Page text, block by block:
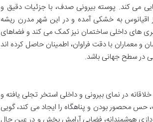
می کند. پوسته بیرونی صدف، با جزئیات دقیق و
به خشکی آمده و در این شهر مدرن ریشه
های داخلی ساختمان نیز کمک می کند و فضاهای
معماران با دقت فراوان، اطمینان حاصل کرده اند
در سطح جهانی باشد.
در نمای بیرونی و داخلی استخر تجلی یافته و
محصور بودن و پناهگاه را ایجاد می کند، گویی